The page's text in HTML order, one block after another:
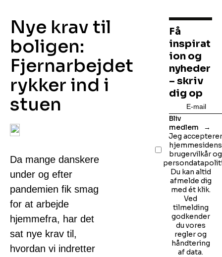
Nye krav til
boligen:
Fjernarbejdet
rykker ind i
stuen
Da mange danskere
under og efter
pandemien fik smag
for at arbejde
hjemmefra, har det
sat nye krav til,
hvordan vi indretter
Få
inspirat
ion og
nyheder
– skriv
dig op
Bliv
medlem
Jeg
hjemmesidens
brugervilkår og
Du kan altid
afmelde dig
med ét klik.
Ved
tilmelding
godkender
du vores
regler og
håndtering
af data.